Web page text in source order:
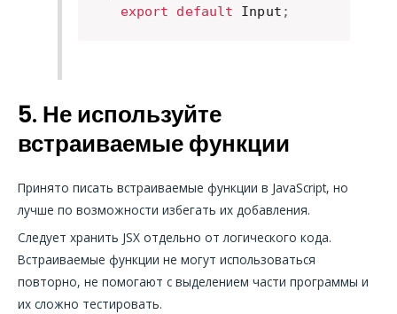
export default Input ;
5. Не используйте
встраиваемые функции
Принято писать встраиваемые функции в JavaScript, но
лучше по возможности избегать их добавления.
Следует хранить JSX отдельно от логического кода.
Встраиваемые функции не могут использоваться
повторно, не помогают с выделением части программы и
их сложно тестировать.